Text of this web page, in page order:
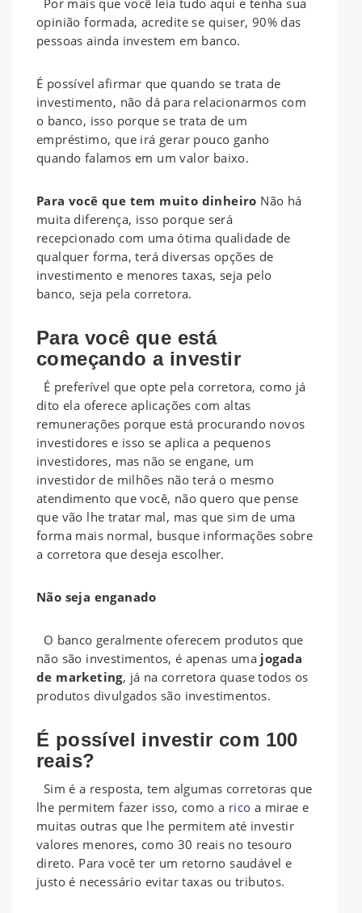
opinião formada, acredite se quiser, 90% das
pessoas ainda investem em banco.
É possível afirmar que quando se trata de
investimento, não dá para relacionarmos com
o banco, isso porque se trata de um
empréstimo, que irá gerar pouco ganho
quando falamos em um valor baixo.
Para você que tem muito dinheiro Não há
muita diferença, isso porque será
recepcionado com uma ótima qualidade de
qualquer forma, terá diversas opções de
investimento e menores taxas, seja pelo
banco, seja pela corretora.
Para você que está
começando a investir
É preferível que opte pela corretora, como já
dito ela oferece aplicações com altas
remunerações porque está procurando novos
investidores e isso se aplica a pequenos
investidores, mas não se engane, um
investidor de milhões não terá o mesmo
atendimento que você, não quero que pense
que vão lhe tratar mal, mas que sim de uma
forma mais normal, busque informações sobre
a corretora que deseja escolher.
Não seja enganado
O banco geralmente oferecem produtos que
não são investimentos, é apenas uma jogada
de marketing, já na corretora quase todos os
produtos divulgados são investimentos.
É possível investir com 100
reais?
Sim é a resposta, tem algumas corretoras que
lhe permitem fazer isso, como a rico a mirae e
muitas outras que lhe permitem até investir
valores menores, como 30 reais no tesouro
direto. Para você ter um retorno saudável e
justo é necessário evitar taxas ou tributos.